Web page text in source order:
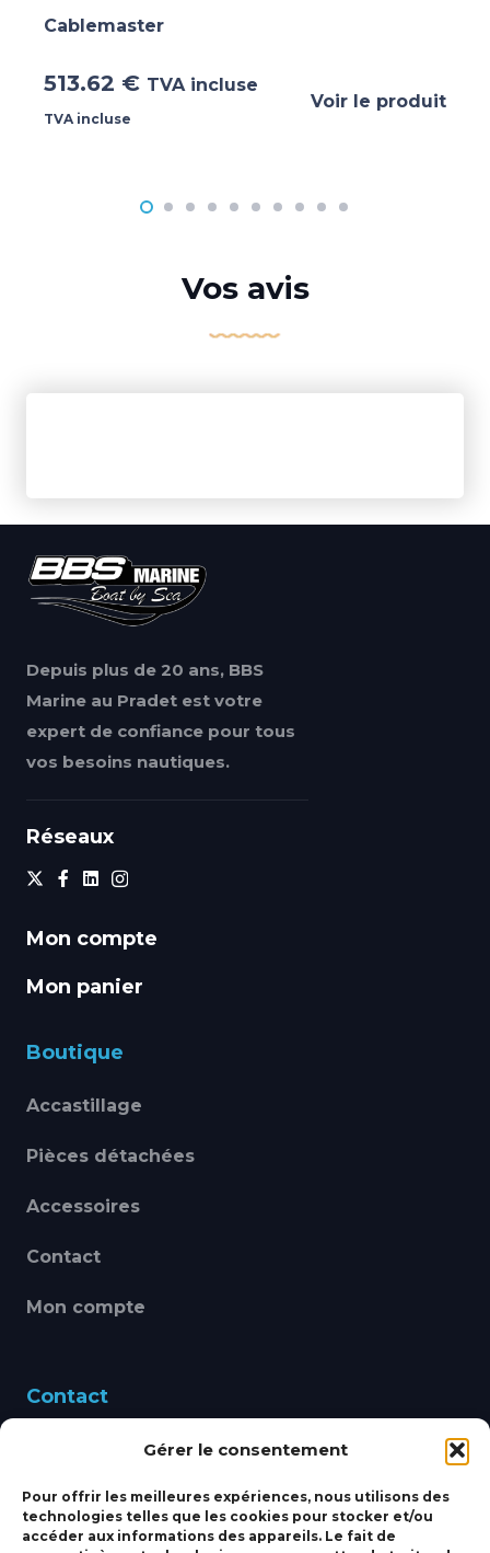
Gérer le consentement
Pour offrir les meilleures expériences, nous utilisons des
technologies telles que les cookies pour stocker et/ou
accéder aux informations des appareils. Le fait de
Cablemaster
513.62 € TVA incluse
TVA incluse
Voir le produit
Vos avis
Depuis plus de 20 ans, BBS
Marine au Pradet est votre
expert de confiance pour tous
vos besoins nautiques.
Réseaux
Mon compte
Mon panier
Boutique
Accastillage
Pièces détachées
Accessoires
Contact
Mon compte
Contact
460 Avenue Alain Le
bbsmarine@bbs-